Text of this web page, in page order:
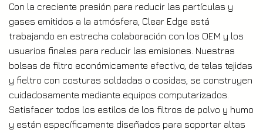
Con la creciente presión para reducir las partículas y
gases emitidos a la atmósfera, Clear Edge está
trabajando en estrecha colaboración con los OEM y los
usuarios finales para reducir las emisiones. Nuestras
bolsas de filtro económicamente efectivo, de telas tejidas
y fieltro con costuras soldadas o cosidas, se construyen
cuidadosamente mediante equipos computarizados.
Satisfacer todos los estilos de los filtros de polvo y humo
y están específicamente diseñados para soportar altas